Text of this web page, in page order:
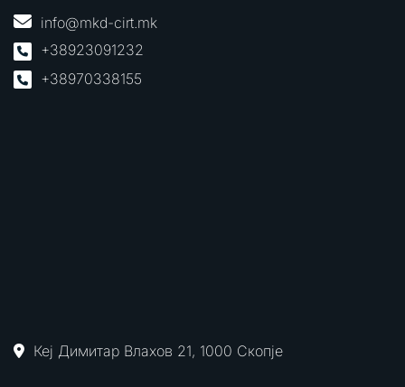
info@mkd-cirt.mk
+38923091232
+38970338155
Кеј Димитар Влахов 21, 1000 Скопје